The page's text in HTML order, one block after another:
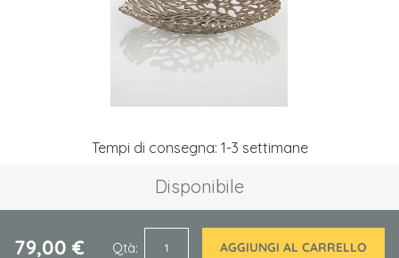
Tempi di consegna: 1-3 settimane
Disponibile
79,00 € Qtà AGGIUNGI AL CARRELLO